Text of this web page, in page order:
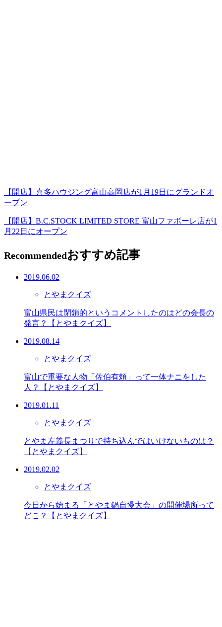
【開店】喜多ハウジング富山高岡店が1月19日にグランドオ
ープン
【開店】B.C.STOCK LIMITED STORE 富山ファボーレ店が1
月22日にオープン
Recommendedおすすめ記事
2019.06.02
とやまクイズ
富山県民は閉鎖的というコメントしたのはどの会長の
発言？【とやまクイズ】
2019.08.14
とやまクイズ
富山で重要な人物「佐伯有頼」って一体ナニをした
人？【とやまクイズ】
2019.01.11
とやまクイズ
とやま左義長まつりで持ち込んではいけないものは？
【とやまクイズ】
2019.02.02
とやまクイズ
今日から始まる「とやま鍋自慢大会」の開催場所って
どこ？【とやまクイズ】